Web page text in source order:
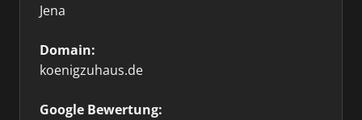
Jena
Domain:
koenigzuhaus.de
Google Bewertung: